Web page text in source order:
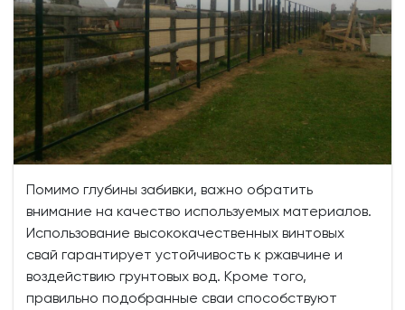
Помимо глубины забивки, важно обратить
внимание на качество используемых материалов.
Использование высококачественных винтовых
свай гарантирует устойчивость к ржавчине и
воздействию грунтовых вод. Кроме того,
правильно подобранные сваи способствуют